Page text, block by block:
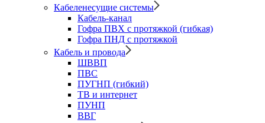
Кабеленесущие системы
Кабель-канал
Гофра ПВХ с протяжкой (гибкая)
Гофра ПНД с протяжкой
Кабель и провода
ШВВП
ПВС
ПУГНП (гибкий)
ТВ и интернет
ПУНП
ВВГ